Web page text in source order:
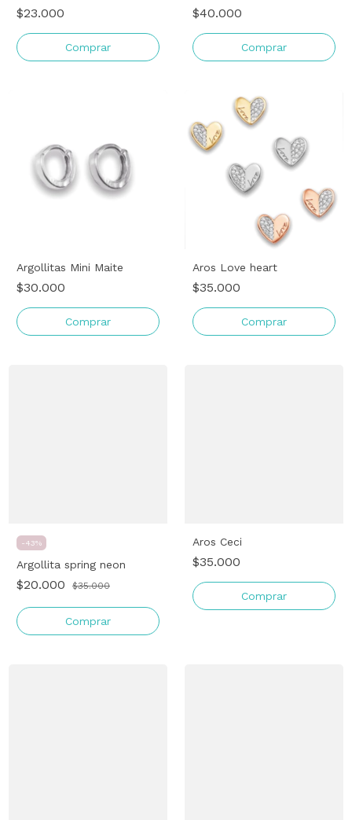
$23.000 $40.000
Comprar
Argollitas Mini Maite
$30.000
Comprar
Aros Love heart
$35.000
Comprar
-43%
Argollita spring neon
$20.000 $35.000
Comprar
Aros Ceci
$35.000
Comprar